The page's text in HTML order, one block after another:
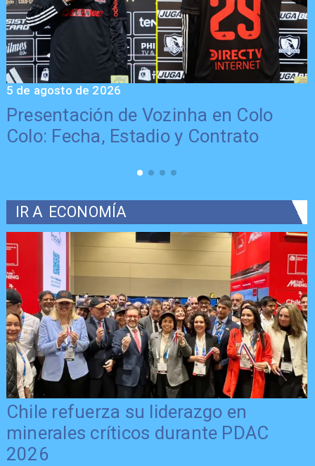
Presentación de Vozinha en Colo
Colo: Fecha, Estadio y Contrato
5 de agosto de 2026
IR A ECONOMÍA
Chile refuerza su liderazgo en
minerales críticos durante PDAC
2026